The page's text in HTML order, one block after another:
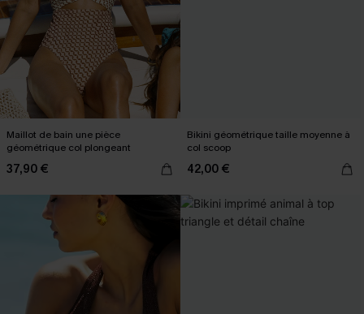
Maillot de bain une pièce
géométrique col plongeant
37,90 €
Bikini géométrique taille moyenne à
col scoop
42,00 €